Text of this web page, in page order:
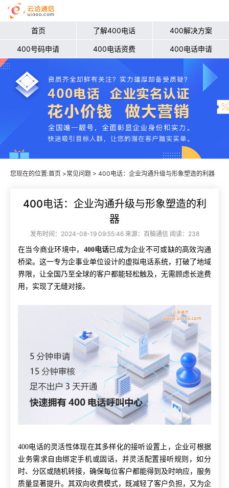
首页 了解400电话 400解决方案
400号码申请 400电话资费 400电话申请
您现在的位置:首页 >常见问题 > 400电话：企业沟通升级与形象塑造的利器
400电话：企业沟通升级与形象塑造的利
器
发布时间：2024-08-19 09:55:46 来源：百脑通信 阅读：238
在当今商业环境中， 400电话已成为企业不可或缺的高效沟通
桥梁。这一专为企事业单位设计的虚拟电话系统，打破了地域
界限，让全国乃至全球的客户都能轻松触及，无需顾虑长途费
用，实现了无缝对接。
400电话的灵活性体现在其多样化的接听设置上，企业可根据
业务需求自由绑定手机或固话，并灵活配置接听规则，如分
时、分区或随机转接，确保每位客户都能得到及时响应，服务
质量显著提升。其双向收费模式，既减轻了客户负担，又为企